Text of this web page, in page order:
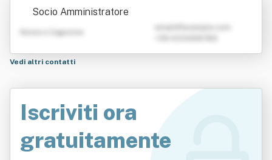
Socio Amministratore
Nome e Cognome
Vedi altri contatti
Iscriviti ora
gratuitamente